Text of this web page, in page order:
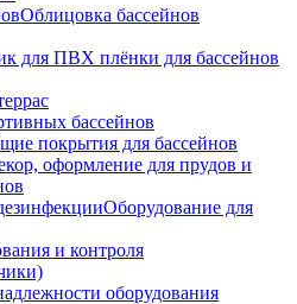
Облицовка бассейнов
для ПВХ плёнки для бассейнов
бассейнов
покрытия для бассейнов
оформление для прудов и
Оборудование для
и контроля
оборудования